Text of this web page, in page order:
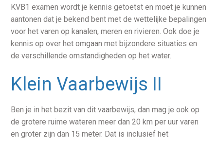
KVB1 examen wordt je kennis getoetst en moet je kunnen
aantonen dat je bekend bent met de wettelijke bepalingen
voor het varen op kanalen, meren en rivieren. Ook doe je
kennis op over het omgaan met bijzondere situaties en
de verschillende omstandigheden op het water.
Klein Vaarbewijs II
Ben je in het bezit van dit vaarbewijs, dan mag je ook op
de grotere ruime wateren meer dan 20 km per uur varen
en groter zijn dan 15 meter. Dat is inclusief het